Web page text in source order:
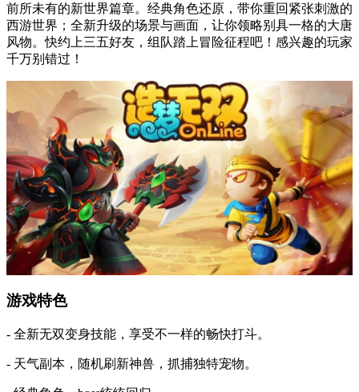
前所未有的新世界篇章。经典角色还原，带你重回紧张刺激的
西游世界；全新升级的场景与画面，让你领略别具一格的大唐
风物。快约上三五好友，组队踏上冒险征程吧！感兴趣的玩家
千万别错过！
游戏特色
- 全新无双变身技能，享受不一样的畅快打斗。
- 天气副本，随机刷新神兽，抓捕独特宠物。